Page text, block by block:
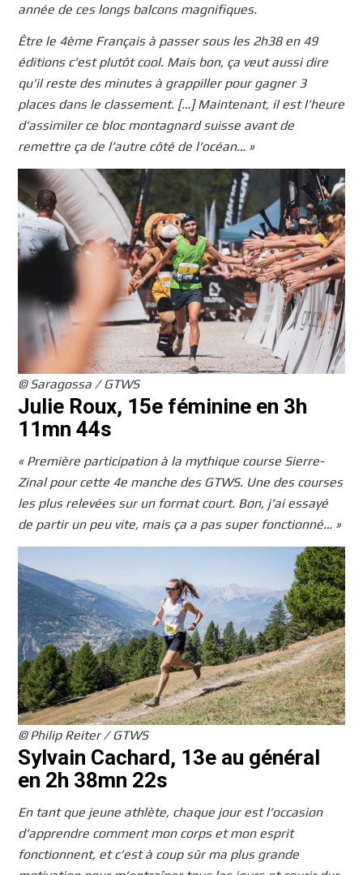
année de ces longs balcons magnifiques.
Être le 4ème Français à passer sous les 2h38 en 49
éditions c’est plutôt cool. Mais bon, ça veut aussi dire
qu’il reste des minutes à grappiller pour gagner 3
places dans le classement. […] Maintenant, il est l’heure
d’assimiler ce bloc montagnard suisse avant de
remettre ça de l’autre côté de l’océan… »
© Saragossa / GTWS
Julie Roux, 15e féminine en 3h
11mn 44s
« Première participation à la mythique course Sierre-
Zinal pour cette 4e manche des GTWS. Une des courses
les plus relevées sur un format court. Bon, j’ai essayé
de partir un peu vite, mais ça a pas super fonctionné… »
© Philip Reiter / GTWS
Sylvain Cachard, 13e au général
en 2h 38mn 22s
En tant que jeune athlète, chaque jour est l’occasion
d’apprendre comment mon corps et mon esprit
fonctionnent, et c’est à coup sûr ma plus grande